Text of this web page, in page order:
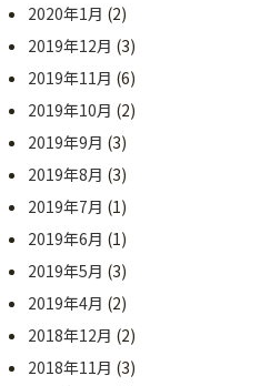
2020年1月 (2)
2019年12月 (3)
2019年11月 (6)
2019年10月 (2)
2019年9月 (3)
2019年8月 (3)
2019年7月 (1)
2019年6月 (1)
2019年5月 (3)
2019年4月 (2)
2018年12月 (2)
2018年11月 (3)